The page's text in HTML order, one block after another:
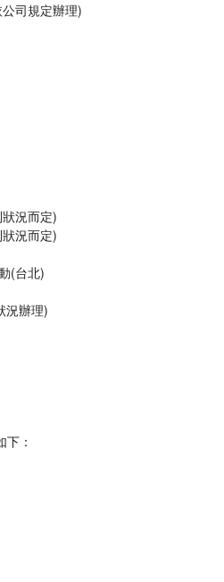
司規定辦理)
況而定)
況而定)
(台北)
況辦理)
：